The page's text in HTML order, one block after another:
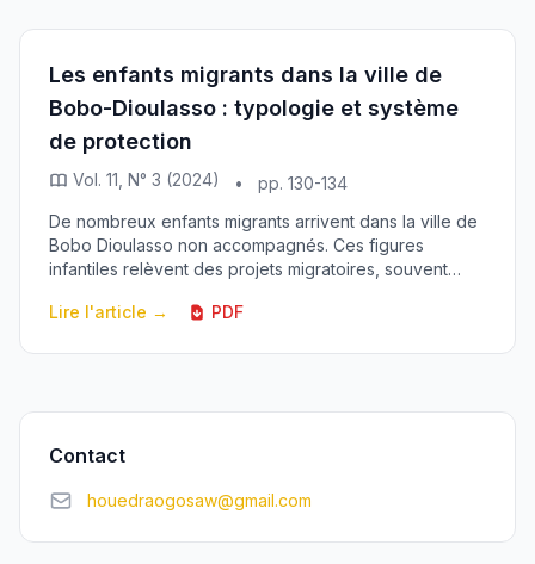
Les enfants migrants dans la ville de
Bobo-Dioulasso : typologie et système
de protection
Vol. 11, N° 3 (2024) •
pp. 130-134
De nombreux enfants migrants arrivent dans la ville de
Bobo Dioulasso non accompagnés. Ces figures
infantiles relèvent des projets migratoires, souvent
Lire l'article →
PDF
Contact
houedraogosaw@gmail.com